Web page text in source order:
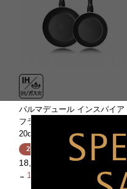
パルマデュール インスパイア
フライパンセット2P（24cm＋
20cm）
20％OFF
18,590円（税込）
→ 14,872円（税込）